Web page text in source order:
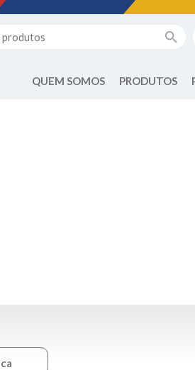
QUEM SOMOS PRODUTOS